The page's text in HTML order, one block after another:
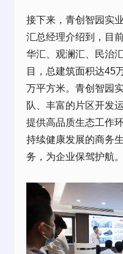
接下来，青创智园实
汇总经理介绍到，目
华汇、观澜汇、民治
目，总建筑面积达45
万平方米。青创智园
队、丰富的片区开发
提供高品质生态工作
持续健康发展的商务
务，为企业保驾护航。